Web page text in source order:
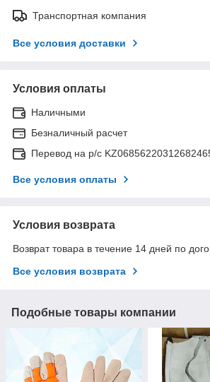
Транспортная компания
Все условия доставки
Условия оплаты
Наличными
Безналичный расчет
Перевод на р/с
Все условия оплаты
Условия возврата
Возврат товара в течение 14 дней по
Все условия возврата
Подобные товары компании